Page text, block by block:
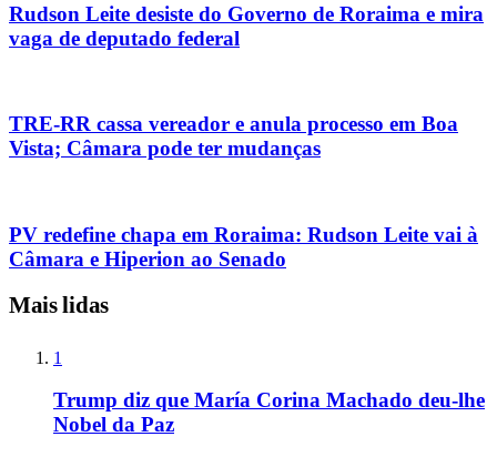
Rudson Leite desiste do Governo de Roraima e mira
vaga de deputado federal
TRE-RR cassa vereador e anula processo em Boa
Vista; Câmara pode ter mudanças
PV redefine chapa em Roraima: Rudson Leite vai à
Câmara e Hiperion ao Senado
Mais lidas
1
Trump diz que María Corina Machado deu-lhe
Nobel da Paz